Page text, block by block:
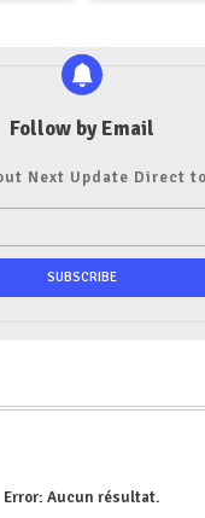
Follow by Email
Next Update Direct
Error: Aucun résultat.